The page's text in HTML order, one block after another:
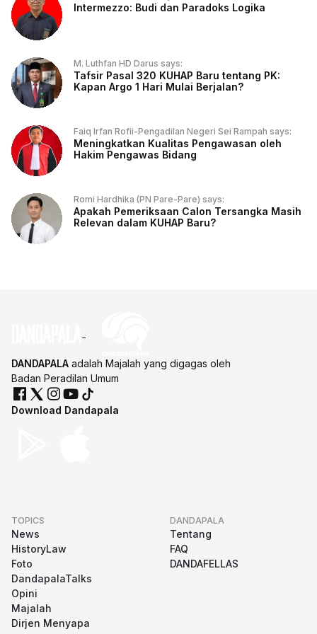
Intermezzo: Budi dan Paradoks Logika
M. Luthfan HD Darus says:
Tafsir Pasal 320 KUHAP Baru tentang PK:
Kapan Argo 1 Hari Mulai Berjalan?
Faiq Irfan Rofii-Pengadilan Negeri Sei Rampah says:
Meningkatkan Kualitas Pengawasan oleh
Hakim Pengawas Bidang
Romi Hardhika (PN Pare-Pare) says:
Apakah Pemeriksaan Calon Tersangka Masih
Relevan dalam KUHAP Baru?
DANDAPALA adalah Majalah yang digagas oleh
Badan Peradilan Umum
Download Dandapala
TOPICS
News
HistoryLaw
Foto
DandapalaTalks
Opini
Majalah
Dirjen Menyapa
DANDAPALA
Tentang
FAQ
DANDAFELLAS